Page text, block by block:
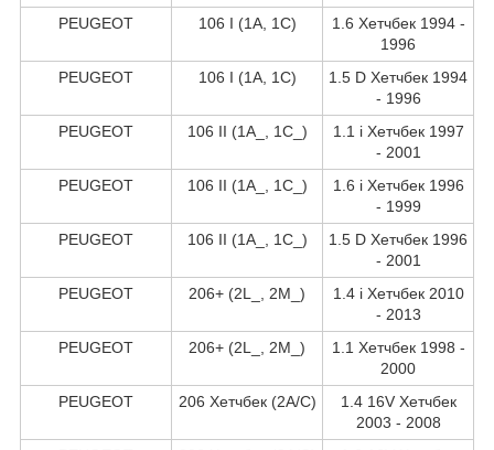
PEUGEOT
106 I (1A, 1C)
1.6 Хетчбек 1994 -
1996
PEUGEOT
106 I (1A, 1C)
1.5 D Хетчбек 1994
- 1996
PEUGEOT
106 II (1A_, 1C_)
1.1 i Хетчбек 1997
- 2001
PEUGEOT
106 II (1A_, 1C_)
1.6 i Хетчбек 1996
- 1999
PEUGEOT
106 II (1A_, 1C_)
1.5 D Хетчбек 1996
- 2001
PEUGEOT
206+ (2L_, 2M_)
1.4 i Хетчбек 2010
- 2013
PEUGEOT
206+ (2L_, 2M_)
1.1 Хетчбек 1998 -
2000
PEUGEOT
206 Хетчбек (2A/C)
1.4 16V Хетчбек
2003 - 2008